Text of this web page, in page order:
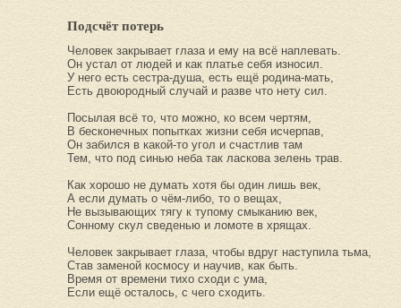
Подсчёт потерь
Человек закрывает глаза и ему на всё наплевать.
Он устал от людей и как платье себя износил.
У него есть сестра-душа, есть ещё родина-мать,
Есть двоюродный случай и разве что нету сил.
Посылая всё то, что можно, ко всем чертям,
В бесконечных попытках жизни себя исчерпав,
Он забился в какой-то угол и счастлив там
Тем, что под синью неба так ласкова зелень трав.
Как хорошо не думать хотя бы один лишь век,
А если думать о чём-либо, то о вещах,
Не вызывающих тягу к тупому смыканию век,
Сонному скул сведенью и ломоте в хрящах.
Человек закрывает глаза, чтобы вдруг наступила тьма,
Став заменой космосу и научив, как быть.
Время от времени тихо сходи с ума,
Если ещё осталось, с чего сходить.